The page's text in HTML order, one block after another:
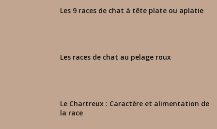
Les 9 races de chat à tête plate ou aplatie
Les races de chat au pelage roux
Le Chartreux : Caractère et alimentation de
la race